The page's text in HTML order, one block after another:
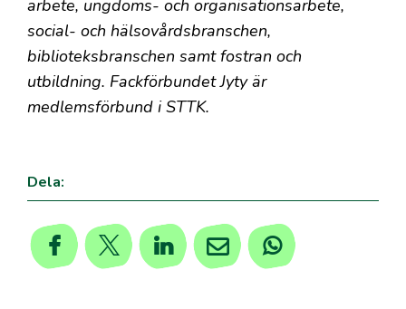
arbete, ungdoms- och organisationsarbete,
social- och hälsovårdsbranschen,
biblioteksbranschen samt fostran och
utbildning. Fackförbundet Jyty är
medlemsförbund i STTK.
Dela: